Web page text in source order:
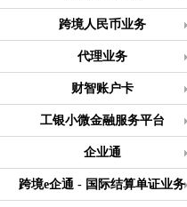
跨境人民币业务
代理业务
财智账户卡
工银小微金融服务平台
企业通
跨境e企通 - 国际结算单证业务